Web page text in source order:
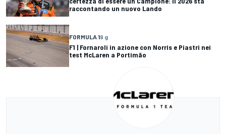
raccontando un nuovo Lando
FORMULA 19 g
F1 | Fornaroli in azione con Norris e Piastri nei
test McLaren a Portimão